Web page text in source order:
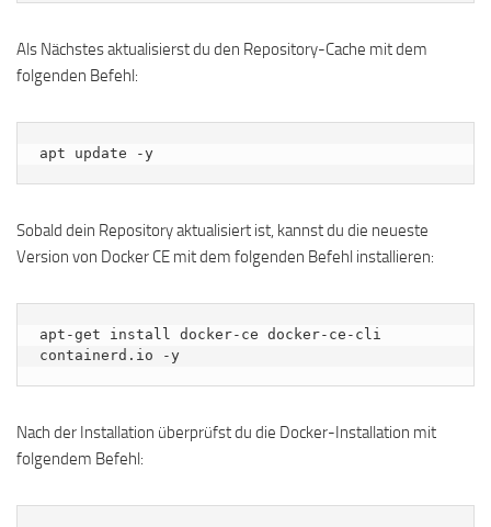
Als Nächstes aktualisierst du den Repository-Cache mit dem
folgenden Befehl:
apt update -y
Sobald dein Repository aktualisiert ist, kannst du die neueste
Version von Docker CE mit dem folgenden Befehl installieren:
apt-get install docker-ce docker-ce-cli
containerd.io -y
Nach der Installation überprüfst du die Docker-Installation mit
folgendem Befehl: